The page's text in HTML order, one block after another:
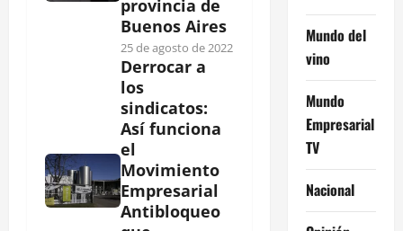
provincia de
Buenos Aires
25 de agosto de 2022
Derrocar a
los
sindicatos:
Así funciona
el
Movimiento
Empresarial
Antibloqueo
Mundo del
vino
Mundo
Empresarial
TV
Nacional